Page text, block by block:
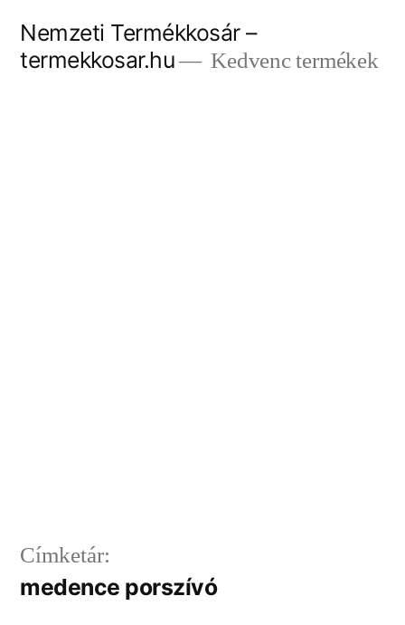
Nemzeti Termékkosár –
termekkosar.hu
Kedvenc termékek
Címketár:
medence porszívó